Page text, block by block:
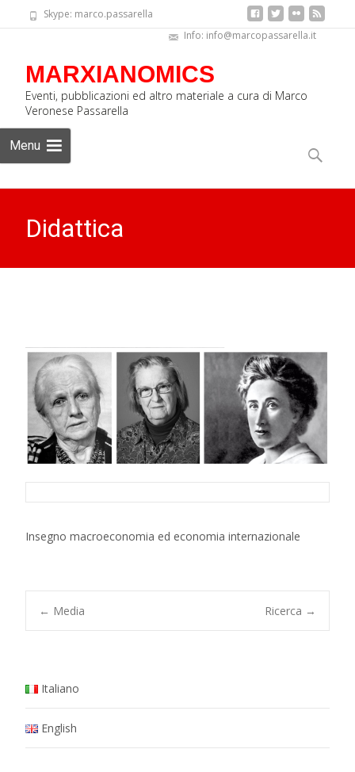
Skype: marco.passarella
Info: info@marcopassarella.it
MARXIANOMICS
Eventi, pubblicazioni ed altro materiale a cura di Marco
Veronese Passarella
Menu
to
content
Ricerca
Didattica
Insegno macroeconomia ed economia internazionale
Post
navigation
← Media Ricerca →
Italiano
English